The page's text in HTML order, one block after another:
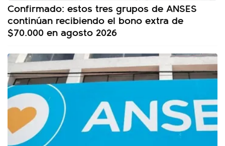
Confirmado: estos tres grupos de ANSES
continúan recibiendo el bono extra de
$70.000 en agosto 2026